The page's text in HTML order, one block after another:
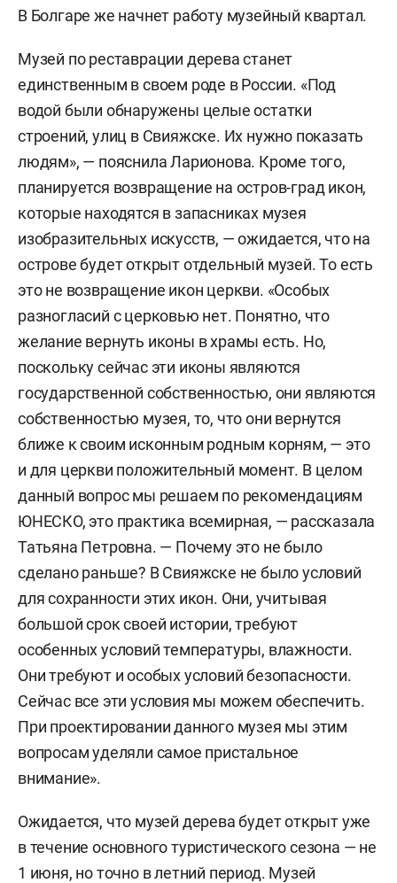
В Болгаре же начнет работу музейный квартал.
Музей по реставрации дерева станет
единственным в своем роде в России. «Под
водой были обнаружены целые остатки
строений, улиц в Свияжске. Их нужно показать
людям», — пояснила Ларионова. Кроме того,
планируется возвращение на остров-град икон,
которые находятся в запасниках музея
изобразительных искусств, — ожидается, что на
острове будет открыт отдельный музей. То есть
это не возвращение икон церкви. «Особых
разногласий с церковью нет. Понятно, что
желание вернуть иконы в храмы есть. Но,
поскольку сейчас эти иконы являются
государственной собственностью, они являются
собственностью музея, то, что они вернутся
ближе к своим исконным родным корням, — это
и для церкви положительный момент. В целом
данный вопрос мы решаем по рекомендациям
ЮНЕСКО, это практика всемирная, — рассказала
Татьяна Петровна. — Почему это не было
сделано раньше? В Свияжске не было условий
для сохранности этих икон. Они, учитывая
большой срок своей истории, требуют
особенных условий температуры, влажности.
Они требуют и особых условий безопасности.
Сейчас все эти условия мы можем обеспечить.
При проектировании данного музея мы этим
вопросам уделяли самое пристальное
внимание».
Ожидается, что музей дерева будет открыт уже
в течение основного туристического сезона — не
1 июня, но точно в летний период. Музей